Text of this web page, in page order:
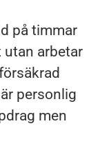
på timmar
arbetar
personlig
men